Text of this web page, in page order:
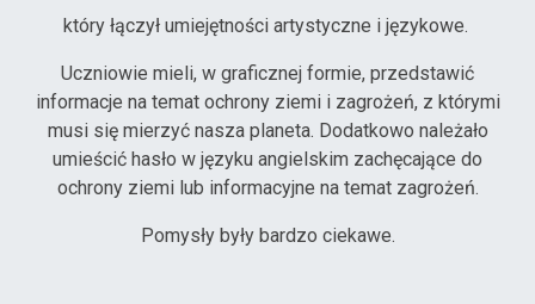
który łączył umiejętności artystyczne i językowe.
Uczniowie mieli, w graficznej formie, przedstawić
informacje na temat ochrony ziemi i zagrożeń, z którymi
musi się mierzyć nasza planeta. Dodatkowo należało
umieścić hasło w języku angielskim zachęcające do
ochrony ziemi lub informacyjne na temat zagrożeń.
Pomysły były bardzo ciekawe.